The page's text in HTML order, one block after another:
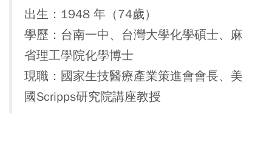
出生：1948 年（74歲）
學歷：台南一中、台灣大學化學碩士、麻
省理工學院化學博士
現職：國家生技醫療產業策進會會長、美
國Scripps研究院講座教授